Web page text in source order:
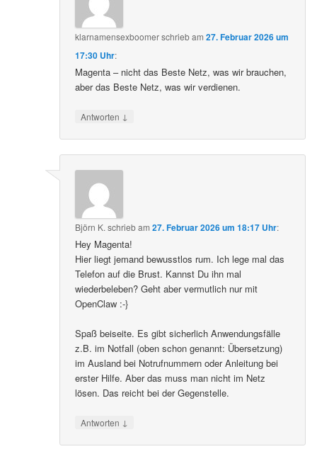
klarnamensexboomerschriebam27. Februar 2026 um
17:30 Uhr:
Magenta – nicht das Beste Netz, was wir brauchen,
aber das Beste Netz, was wir verdienen.
Antworten ↓
Björn K. schriebam27. Februar 2026 um 18:17 Uhr:
Hey Magenta!
Hier liegt jemand bewusstlos rum. Ich lege mal das
Telefon auf die Brust. Kannst Du ihn mal
wiederbeleben? Geht aber vermutlich nur mit
OpenClaw :-}
Spaß beiseite. Es gibt sicherlich Anwendungsfälle
z.B. im Notfall (oben schon genannt: Übersetzung)
im Ausland bei Notrufnummern oder Anleitung bei
erster Hilfe. Aber das muss man nicht im Netz
lösen. Das reicht bei der Gegenstelle.
Antworten ↓